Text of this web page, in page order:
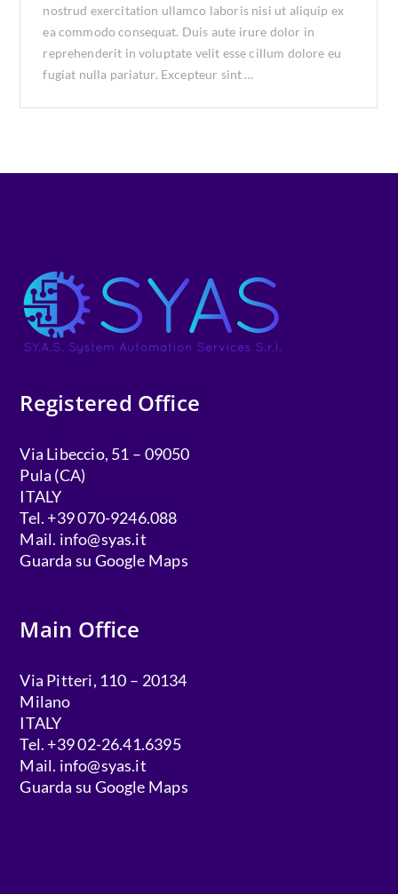
nostrud exercitation ullamco laboris nisi ut aliquip ex
ea commodo consequat. Duis aute irure dolor in
reprehenderit in voluptate velit esse cillum dolore eu
fugiat nulla pariatur. Excepteur sint …
Registered Office
Via Libeccio, 51 – 09050
Pula (CA)
ITALY
Tel. +39 070-9246.088
Mail. info@syas.it
Guarda su Google Maps
Main Office
Via Pitteri, 110 – 20134
Milano
ITALY
Tel. +39 02-26.41.6395
Mail. info@syas.it
Guarda su Google Maps